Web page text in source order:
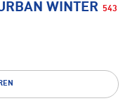
WINTER 543